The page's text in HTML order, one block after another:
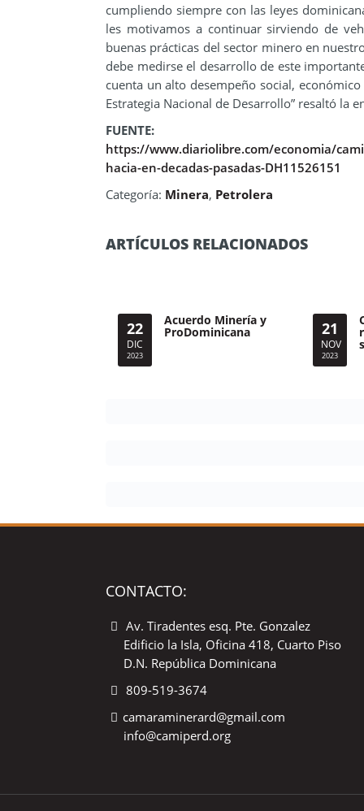
cumpliendo siempre con las leyes
les motivamos a continuar sirviendo de
buenas prácticas del sector minero en
debe medirse el desarrollo de este
cuenta un alto desempeño social,
Estrategia Nacional de Desarrollo” resaltó la
FUENTE:
https://www.diariolibre.com/economia/
hacia-en-decadas-pasadas-DH11526151
Categoría: Minera, Petrolera
ARTÍCULOS RELACIONADOS
22
DIC
2023
Acuerdo Minería y
ProDominicana 21
NOV
2023
CONTACTO:
Av. Tiradentes esq. Pte. Gonzalez
Edificio la Isla, Oficina 418, Cuarto Piso
D.N. República Dominicana
809-519-3674
camaraminerard@gmail.com
info@camiperd.org